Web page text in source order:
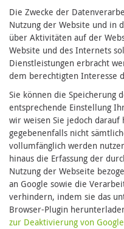
Die Zwecke der
Nutzung der Website und in
über Aktivitäten auf der
Website und des Internets
Dienstleistungen erbracht
dem berechtigten Interesse
Sie können die Speicherung
entsprechende Einstellung
wir weisen Sie jedoch darauf
gegebenenfalls nicht
vollumfänglich werden
hinaus die Erfassung der
Nutzung der Webseite
an Google sowie die
verhindern, indem sie das
Browser-Plugin
zur Deaktivierung von